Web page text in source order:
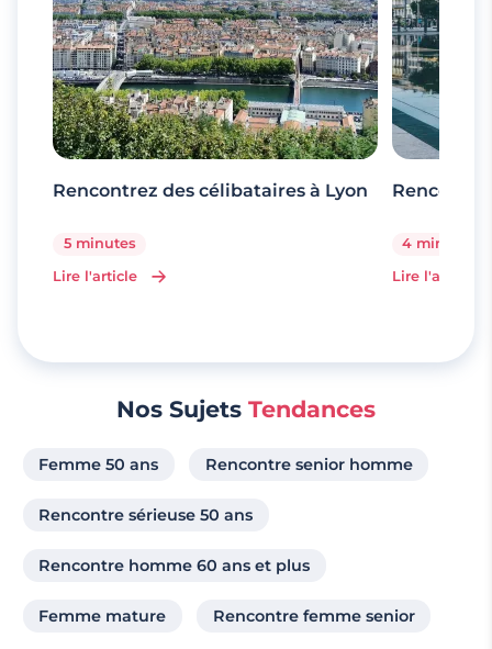
Rencontrez des célibataires à Lyon
5 minutes
Lire l'article
4 minutes
Lire l'article
Nos Sujets Tendances
Femme 50 ans Rencontre senior homme
Rencontre sérieuse 50 ans
Rencontre homme 60 ans et plus
Femme mature Rencontre femme senior